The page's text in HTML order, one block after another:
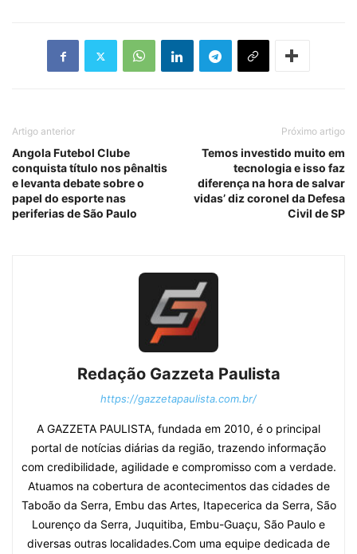
Artigo anterior
Angola Futebol Clube
conquista título nos pênaltis
e levanta debate sobre o
papel do esporte nas
periferias de São Paulo
Próximo artigo
Temos investido muito em
tecnologia e isso faz
diferença na hora de salvar
vidas’ diz coronel da Defesa
Civil de SP
Redação Gazzeta Paulista
https://gazzetapaulista.com.br/
A GAZZETA PAULISTA, fundada em 2010, é o principal
portal de notícias diárias da região, trazendo informação
com credibilidade, agilidade e compromisso com a verdade.
Atuamos na cobertura de acontecimentos das cidades de
Taboão da Serra, Embu das Artes, Itapecerica da Serra, São
Lourenço da Serra, Juquitiba, Embu-Guaçu, São Paulo e
diversas outras localidades.Com uma equipe dedicada de